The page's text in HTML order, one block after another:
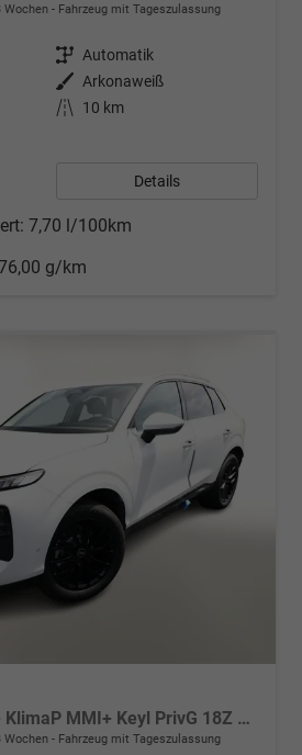
Wochen Fahrzeug mit Tageszulassung
Getriebe Automatik
Außenfarbe Arkonaweiß
Kilometerstand
10 km
Details
7,70 l/100km
g/km
Intense Tech LED+ KlimaP MMI+ Keyl PrivG 18Z eHK PDC+
Wochen Fahrzeug mit Tageszulassung